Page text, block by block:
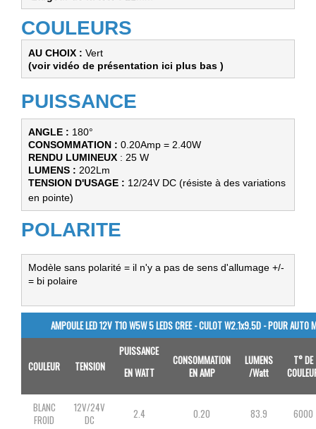
COULEURS
AU CHOIX : Vert
(voir vidéo de présentation ici plus bas )
PUISSANCE
ANGLE :
CONSOMMATION :
RENDU LUMINEUX
: 25 W
LUMENS :
TENSION D'USAGE : 12/24V DC (résiste à des variations
en pointe)
POLARITE
Modèle sans polarité = il n'y a pas de sens d'allumage +/-
= bi polaire
AMPOULE LED 12V T10 W5W 5 LEDS CREE - CULOT W2.1x9.5D - POUR AUTO
COULEUR TENSION
PUISSANCE
EN WATT
CONSOMMATION
EN AMP
LUMENS
/Watt
T° DE
BLANC
FROID
12V/24V
DC
2.4 0.20 83.9 6000